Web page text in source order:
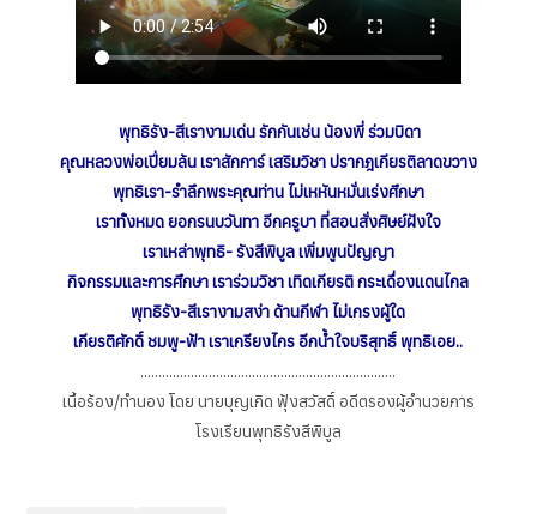
พุทธิรัง-สีเรางามเด่น รักกันเช่น น้องพี่ ร่วมบิดา
คุณหลวงพ่อเปี่ยมล้น เราสักการ์ เสริมวิชา ปรากฎเกียรติลาดขวาง
พุทธิเรา-รำลึกพระคุณท่าน ไม่เหหันหมั่นเร่งศึกษา
เราทั้งหมด ยอกรนบวันทา อีกครูบา ที่สอนสั่งศิษย์ฝังใจ
เราเหล่าพุทธิ- รังสีพิบูล เพิ่มพูนปัญญา
กิจกรรมและการศึกษา เราร่วมวิชา เทิดเกียรติ กระเดื่องแดนไกล
พุทธิรัง-สีเรางามสง่า ด้านกีฬา ไม่เกรงผู้ใด
เกียรติศักดิ์ ชมพู-ฟ้า เราเกรียงไกร อีกน้ำใจบริสุทธิ์ พุทธิเอย..
.......................................................................
เนื้อร้อง/ทำนอง โดย นายบุญเกิด ฟุ้งสวัสดิ์ อดีตรองผู้อำนวยการ
โรงเรียนพุทธิรังสีพิบูล